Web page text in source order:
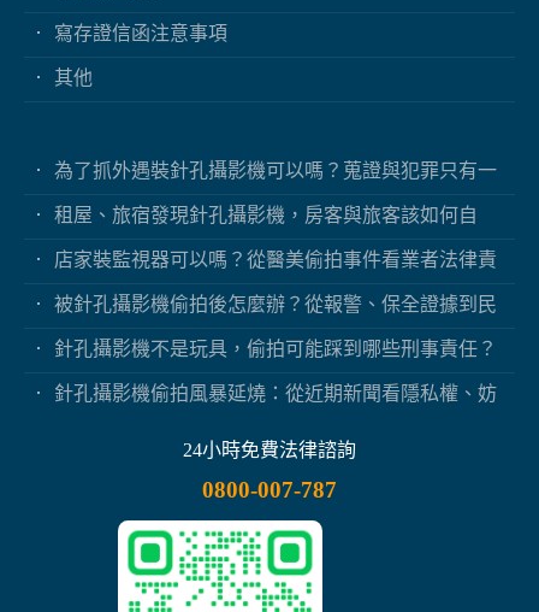
寫存證信函注意事項
其他
為了抓外遇裝針孔攝影機可以嗎？蒐證與犯罪只有一
租屋、旅宿發現針孔攝影機，房客與旅客該如何自
店家裝監視器可以嗎？從醫美偷拍事件看業者法律責
被針孔攝影機偷拍後怎麼辦？從報警、保全證據到民
針孔攝影機不是玩具，偷拍可能踩到哪些刑事責任？
針孔攝影機偷拍風暴延燒：從近期新聞看隱私權、妨
24小時免費法律諮詢
0800-007-787